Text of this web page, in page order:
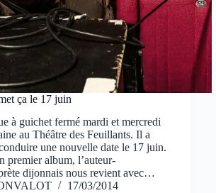
ça le 17 juin
à guichet fermé mardi et mercredi
au Théâtre des Feuillants. Il a
une nouvelle date le 17 juin.
premier album, l’auteur-
dijonnais nous revient avec…
17/03/2014